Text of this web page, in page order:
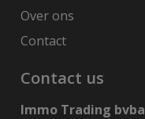
Over ons
Contact
Contact us
Immo Trading bvba